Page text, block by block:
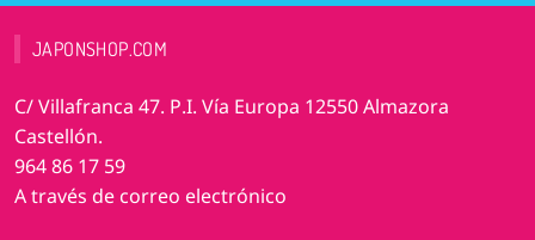
JAPONSHOP.COM
C/ Villafranca 47. P.I. Vía Europa 12550 Almazora
Castellón.
964 86 17 59
A través de correo electrónico